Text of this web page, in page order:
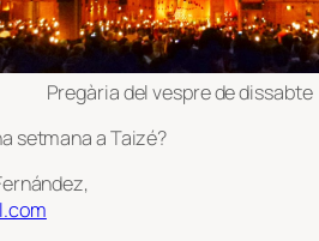
Pregària del vespre de dissabte
setmana a Taizé?